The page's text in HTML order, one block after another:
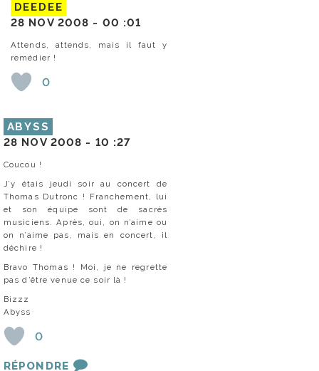
DEEDEE
28 NOV 2008 - 00 :01
Attends, attends, mais il faut y
remédier !
0
ABYSS
28 NOV 2008 - 10 :27
Coucou !
J’y étais jeudi soir au concert de
Thomas Dutronc ! Franchement, lui
et son équipe sont de sacrés
musiciens. Après, oui, on n’aime ou
on n’aime pas, mais en concert, il
déchire !
Bravo Thomas ! Moi, je ne regrette
pas d’être venue ce soir là !
Bizzz
Abyss
0
RÉPONDRE